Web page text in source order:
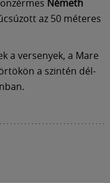
Németh
az 50 méteres
a versenyek, a Mare
a szintén dél-